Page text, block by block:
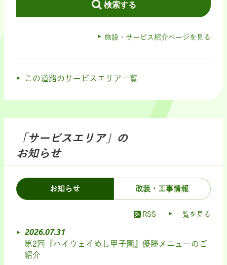
検索する
施設・サービス紹介ページを見る
この道路のサービスエリア一覧
「サービスエリア」の
お知らせ
お知らせ 改装・工事情報
RSS 一覧を見る
2026.07.31
第2回『ハイウェイめし甲子園』優勝メニューのご
紹介